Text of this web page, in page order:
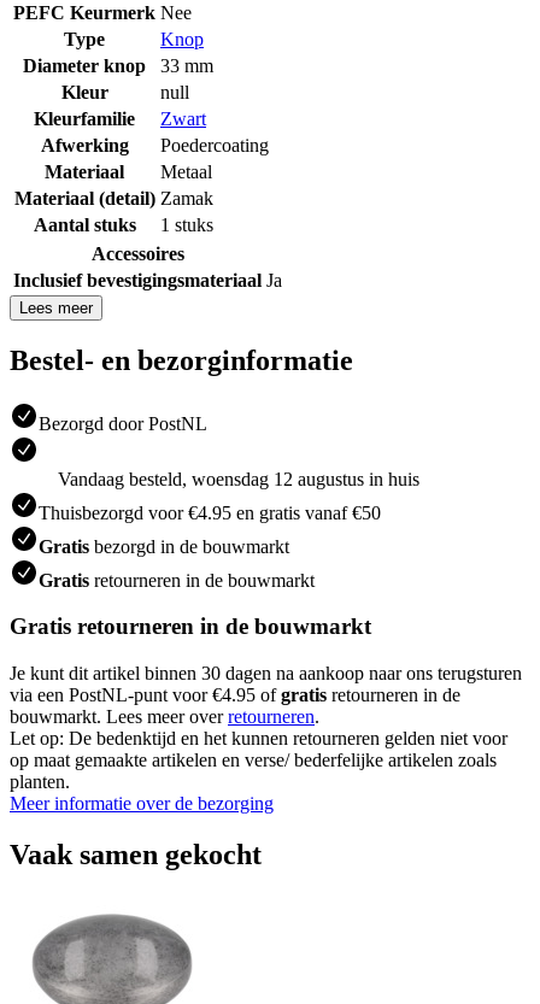
PEFC Keurmerk Nee
Type
Knop
Diameter knop
33 mm
Kleur
null
Kleurfamilie
Zwart
Afwerking
Poedercoating
Materiaal
Metaal
Materiaal (detail) Zamak
Aantal stuks
1 stuks
Accessoires
Inclusief bevestigingsmateriaal Ja
Lees meer
Bestel- en bezorginformatie
Bezorgd door PostNL
Vandaag besteld, woensdag 12 augustus in huis
Thuisbezorgd voor €4.95 en gratis vanaf €50
Gratis bezorgd in de bouwmarkt
Gratis retourneren in de bouwmarkt
Gratis retourneren in de bouwmarkt
Je kunt dit artikel binnen 30 dagen na aankoop naar ons terugsturen
via een PostNL-punt voor €4.95 ofgratis retourneren in de
bouwmarkt. Lees meer overretourneren.
Let op: De bedenktijd en het kunnen retourneren gelden niet voor
op maat gemaakte artikelen en verse/ bederfelijke artikelen zoals
planten.
Meer informatie over de bezorging
Vaak samen gekocht